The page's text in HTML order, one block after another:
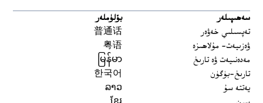
سەھىپىلەر
تەپسىلىي خەۋەر
ۋەزىيەت- مۇلاھىزە
مەدەنىيەت ۋە تارىخ
تارىخ-بۈگۈن
يەتتە سۇ
بۆلۈملەر
普通话
粤语
မြန်မာ
한국어
ລາວ